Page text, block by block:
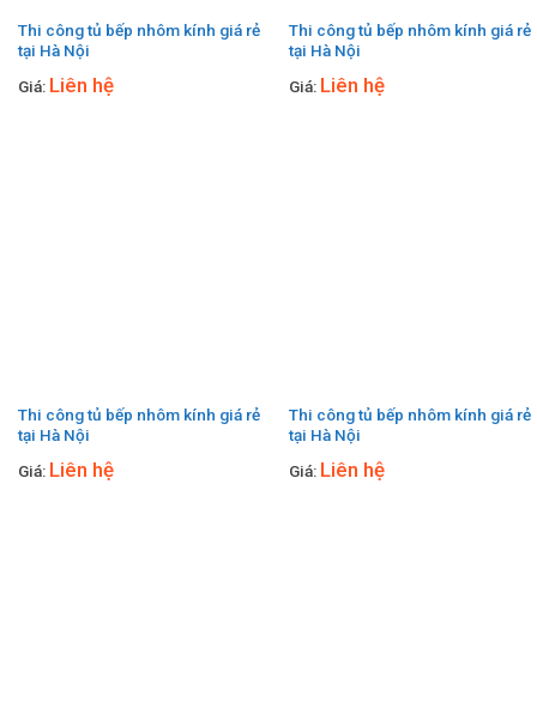
Thi công tủ bếp nhôm kính giá rẻ
tại Hà Nội
Giá: Liên hệ
Thi công tủ bếp nhôm kính giá rẻ
tại Hà Nội
Giá: Liên hệ
Thi công tủ bếp nhôm kính giá rẻ
tại Hà Nội
Giá: Liên hệ
Thi công tủ bếp nhôm kính giá rẻ
tại Hà Nội
Giá: Liên hệ